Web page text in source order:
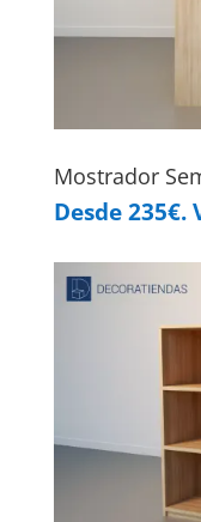
Mostrador
Desde 235€.